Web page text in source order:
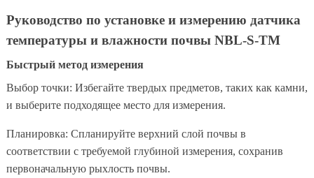
Руководство по установке и измерению датчика
температуры и влажности почвы NBL-S-TM
Быстрый метод измерения
Выбор точки: Избегайте твердых предметов, таких как камни,
и выберите подходящее место для измерения.
Планировка: Спланируйте верхний слой почвы в
соответствии с требуемой глубиной измерения, сохранив
первоначальную рыхлость почвы.